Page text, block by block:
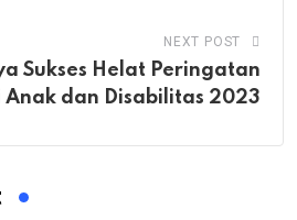
NEXT POST
Sukses Helat Peringatan
Anak dan Disabilitas 2023